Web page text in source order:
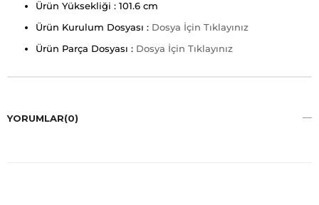
Ürün Yüksekliği : 101.6 cm
Ürün Kurulum Dosyası : Dosya İçin Tıklayınız
Ürün Parça Dosyası : Dosya İçin Tıklayınız
YORUMLAR(0)